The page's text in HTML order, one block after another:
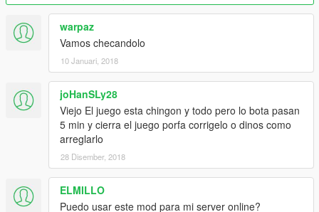
Paradas de autobús by SpiderHarper
Algunos espectaculares, cementera cruz azul, Wal-Mart y otras
cosas (Sandy Shore) by SpiderHarper
Espero sea del agrado de todos y los disfruten tanto como yo
al hacerlos.
INSTALAR EN LA CARPETA MODS
GRACIAS
warpaz
Vamos checandolo
10 Januari, 2018
joHanSLy28
Viejo El juego esta chingon y todo pero lo bota pasan
5 min y cierra el juego porfa corrigelo o dinos como
arreglarlo
28 Disember, 2018
ELMILLO
Puedo usar este mod para mi server online?